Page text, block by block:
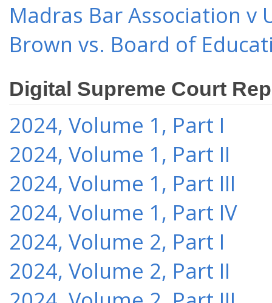
Madras Bar Association v
Brown vs. Board of
Digital Supreme Court
2024, Volume 1, Part I
2024, Volume 1, Part II
2024, Volume 1, Part III
2024, Volume 1, Part IV
2024, Volume 2, Part I
2024, Volume 2, Part II